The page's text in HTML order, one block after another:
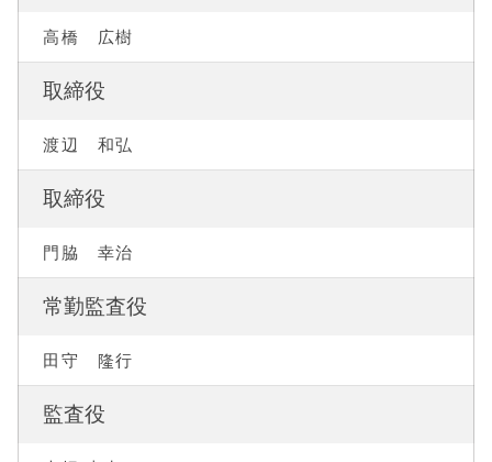
高橋 広樹
取締役
渡辺 和弘
取締役
門脇 幸治
常勤監査役
田守 隆行
監査役